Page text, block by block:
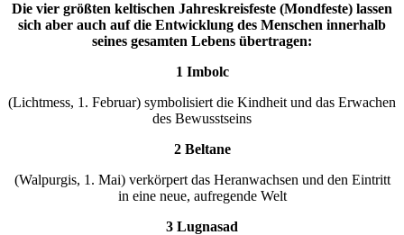
Die vier größten keltischen Jahreskreisfeste (Mondfeste) lassen
sich aber auch auf die Entwicklung des Menschen innerhalb
seines gesamten Lebens übertragen:
1 Imbolc
(Lichtmess, 1. Februar) symbolisiert die Kindheit und das Erwachen
des Bewusstseins
2 Beltane
(Walpurgis, 1. Mai) verkörpert das Heranwachsen und den Eintritt
in eine neue, aufregende Welt
3 Lugnasad